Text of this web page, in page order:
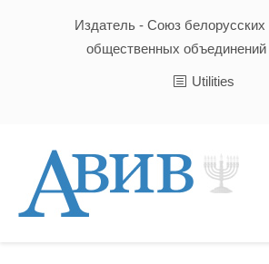
Издатель - Союз белорусских
общественных
Utilities